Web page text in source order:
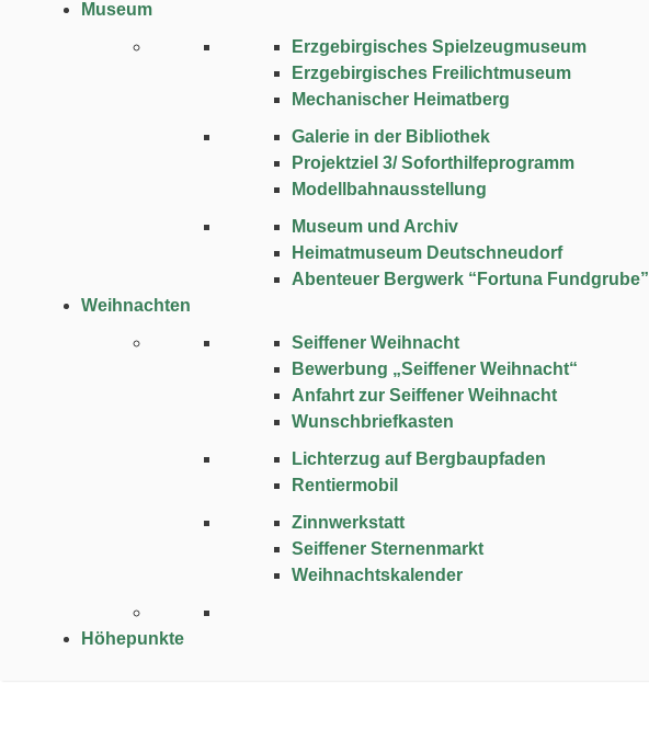
Museum
Erzgebirgisches Spielzeugmuseum
Erzgebirgisches Freilichtmuseum
Mechanischer Heimatberg
Galerie in der Bibliothek
Projektziel 3/ Soforthilfeprogramm
Modellbahnausstellung
Museum und Archiv
Heimatmuseum Deutschneudorf
Abenteuer Bergwerk “Fortuna Fundgrube”
Weihnachten
Seiffener Weihnacht
Bewerbung „Seiffener Weihnacht“
Anfahrt zur Seiffener Weihnacht
Wunschbriefkasten
Lichterzug auf Bergbaupfaden
Rentiermobil
Zinnwerkstatt
Seiffener Sternenmarkt
Weihnachtskalender
Höhepunkte